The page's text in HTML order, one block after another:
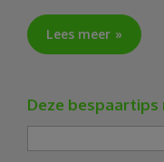
Lees meer
Deze